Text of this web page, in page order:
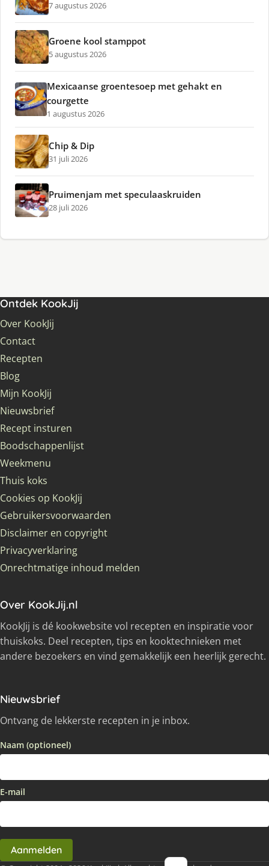
7 augustus 2026
Groene kool stamppot
5 augustus 2026
Mexicaanse groentesoep met gehakt en
courgette
1 augustus 2026
Chip & Dip
31 juli 2026
Pruimenjam met speculaaskruiden
28 juli 2026
Ontdek KookJij
Over KookJij
Contact
Recepten
Blog
Mijn KookJij
Nieuwsbrief
Recept insturen
Boodschappenlijst
Weekmenu
Thuis koks
Cookies op KookJij
Gebruikersvoorwaarden
Disclaimer en copyright
Privacyverklaring
Onrechtmatige inhoud melden
Over KookJij.nl
KookJij is dé kookwebsite vol recepten en inspiratie voor
thuiskoks. Deel recepten, tips en kooktechnieken met
andere bezoekers en vind gemakkelijk een heerlijk gerecht.
Nieuwsbrief
Ontvang de lekkerste recepten in je inbox.
Naam (optioneel)
E-mail
Aanmelden